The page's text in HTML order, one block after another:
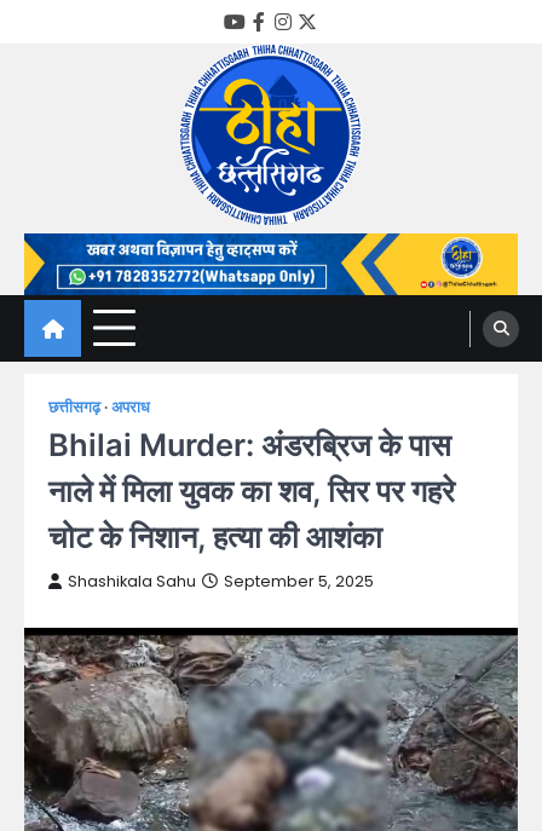
YouTube
Facebook
Instagram
Twitter
Thiha Chhattisgarh
गोठ जन-जन के
छत्तीसगढ़ अपराध
Bhilai Murder: अंडरब्रिज के पास
नाले में मिला युवक का शव, सिर पर गहरे
चोट के निशान, हत्या की आशंका
Shashikala Sahu September 5, 2025